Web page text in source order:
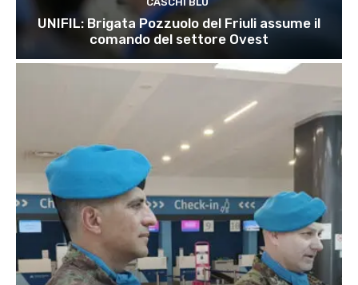
UNIFIL: Brigata Pozzuolo del Friuli assume il
comando del settore Ovest